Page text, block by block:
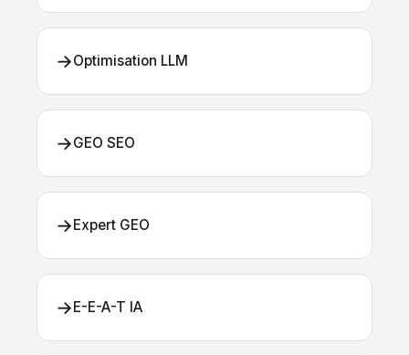
→Optimisation LLM
→GEO SEO
→Expert GEO
→E-E-A-T IA